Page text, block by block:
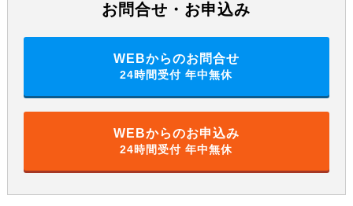
お問合せ・お申込み
WEBからのお問合せ
24時間受付 年中無休
WEBからのお申込み
24時間受付 年中無休